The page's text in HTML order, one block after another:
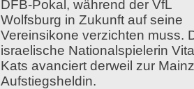
DFB-Pokal, während der VfL
Wolfsburg in Zukunft auf seine
Vereinsikone verzichten muss.
israelische Nationalspielerin
Kats avanciert derweil zur
Aufstiegsheldin.